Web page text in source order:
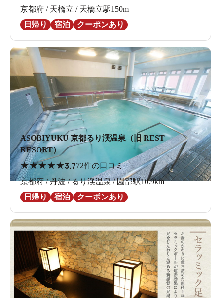
京都府 / 天橋立 / 天橋立駅150m
日帰り
宿泊 クーポンあり
ASOBIYUKU 京都るり渓温泉（旧 REST
RESORT）
★★★★★3.772件の口コミ
京都府 / 丹波 / るり渓温泉 / 園部駅10.9km
日帰り
宿泊 クーポンあり